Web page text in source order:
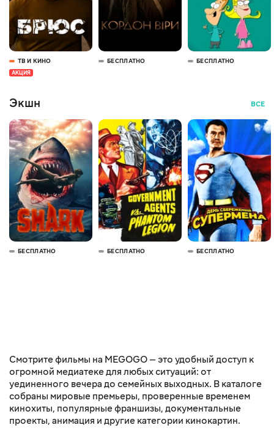
ТВ И КИНО
АКЦИЯ
БЕСПЛАТНО БЕСПЛАТНО
Экшн ВСЕ
БЕСПЛАТНО БЕСПЛАТНО БЕСПЛАТНО
Смотрите фильмы на MEGOGO — это удобный доступ к
огромной медиатеке для любых ситуаций: от
уединенного вечера до семейных выходных. В каталоге
собраны мировые премьеры, проверенные временем
кинохиты, популярные франшизы, документальные
проекты, анимация и другие категории кинокартин.